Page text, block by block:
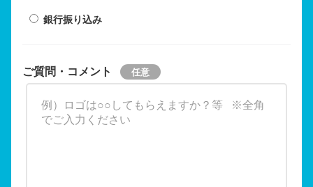
銀行振り込み
ご質問・コメント